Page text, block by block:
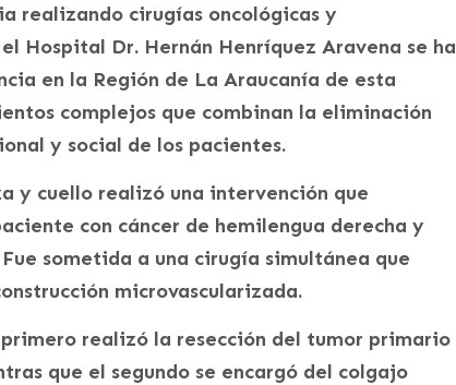
realizando cirugías oncológicas y
Hospital Dr. Hernán Henríquez Aravena se ha
en la Región de La Araucanía de esta
complejos que combinan la eliminación
y social de los pacientes.
y cuello realizó una intervención que
con cáncer de hemilengua derecha y
sometida a una cirugía simultánea que
microvascularizada.
realizó la resección del tumor primario
que el segundo se encargó del colgajo